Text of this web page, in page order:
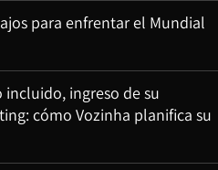
para enfrentar el Mundial
incluido, ingreso de su
cómo Vozinha planifica su